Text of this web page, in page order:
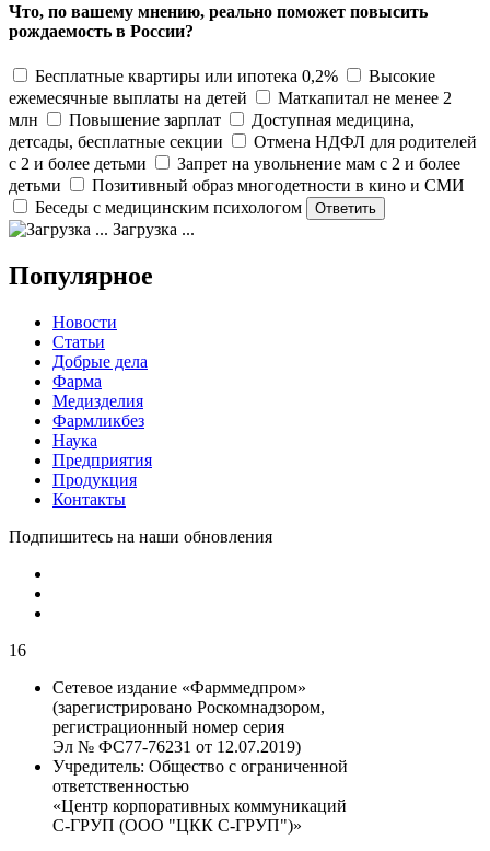
Что, по вашему мнению, реально поможет повысить
рождаемость в России?
Бесплатные квартиры или ипотека 0,2%
Высокие
ежемесячные выплаты на детей
Маткапитал не менее 2
млн
Повышение зарплат
Доступная медицина,
детсады, бесплатные секции
Отмена НДФЛ для родителей
с 2 и более детьми
Запрет на увольнение мам с 2 и более
детьми
Позитивный образ многодетности в кино и СМИ
Беседы с медицинским психологом
Загрузка ...
Популярное
Новости
Статьи
Добрые дела
Фарма
Медизделия
Фармликбез
Наука
Предприятия
Продукция
Контакты
Подпишитесь на наши обновления
16
Сетевое издание «Фарммедпром»
(зарегистрировано Роскомнадзором,
регистрационный номер серия
Эл № ФС77-76231 от 12.07.2019)
Учредитель: Общество с ограниченной
ответственностью
«Центр корпоративных коммуникаций
С-ГРУП (ООО "ЦКК С-ГРУП")»